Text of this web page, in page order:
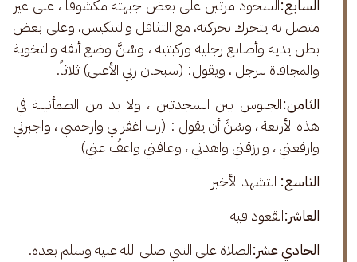
السابع:السجود مرتين على بعض جبهته مكشوفاً ، على غير
متصل به يتحرك بحركته، مع التثاقل والتنكيس، وعلى بعض
بطن يديه وأصابع رجليه وركبتيه ، وسُنَّ وضع أنفه والتخوية
والمجافاة للرجل ، ويقول: (سبحان ربي الأعلى) ثلاثاً.
الثامن:الجلوس بين السجدتين ، ولا بد من الطمأنينة في
هذه الأربعة ، وسُنَّ أن يقول : (رب اغفر لي وارحمني ، واجبرني
وارفعني ، وارزقني واهدني ، وعافني واعفُ عني)
التاسع: التشهد الأخير
العاشر:القعود فيه
الحادي عشر:الصلاة على النبي صلى الله عليه وسلم بعده.